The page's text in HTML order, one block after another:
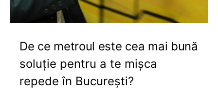
De ce metroul este cea mai bună
soluție pentru a te mișca
repede în București?